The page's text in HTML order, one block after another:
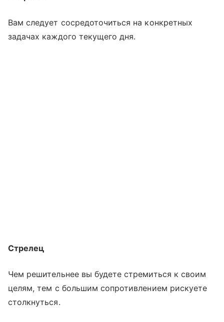
Вам следует сосредоточиться на конкретных
задачах каждого текущего дня.
Стрелец
Чем решительнее вы будете стремиться к своим
целям, тем с большим сопротивлением рискуете
столкнуться.